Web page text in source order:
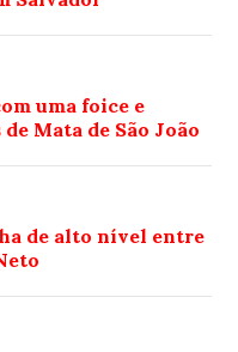
uma foice e
Mata de São João
de alto nível entre